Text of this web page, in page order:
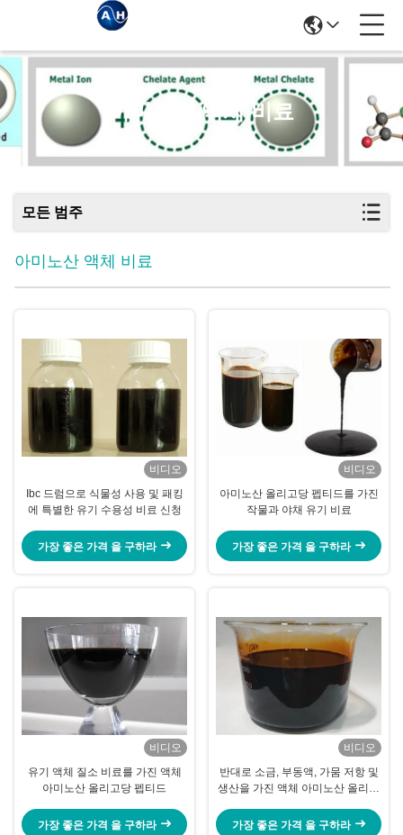
아미노산 액체 비료
모든 범주
아미노산 액체 비료
비디오
Ibc 드럼으로 식물성 사용 및 패킹
에 특별한 유기 수용성 비료 신청
가장 좋은 가격 을 구하라
비디오
아미노산 올리고당 펩티드를 가진
작물과 야채 유기 비료
가장 좋은 가격 을 구하라
비디오
유기 액체 질소 비료를 가진 액체
아미노산 올리고당 펩티드
가장 좋은 가격 을 구하라
비디오
반대로 소금, 부동액, 가뭄 저항 및
생산을 가진 액체 아미노산 올리고
가장 좋은 가격 을 구하라